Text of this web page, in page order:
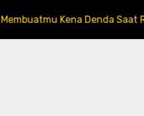
Denda Saat Rental Mobil?